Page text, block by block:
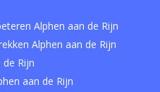
Alphen aan de Rijn
Alphen aan de Rijn
Rijn
aan de Rijn